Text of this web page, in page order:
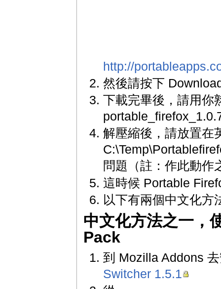
http://
然後請按下
下載完畢後，請用你
解壓縮後，請放置在
問題（註：作此動作
這時候 Portable
以下有兩個中文化方
中文化方法之一
Pack
到 Mozilla Addons
Switcher 1.5.1